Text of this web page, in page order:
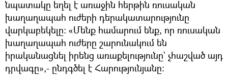
նպատակը եղել է առաջին հերթին ռուսական
խաղաղապահ ուժերի դերակատարությունը
վարկաբեկելը: «Մենք համարում ենք, որ ռուսական
խաղաղապահ ուժերը շարունակում են
իրականացնել իրենց առաքելությունը` չհաշված այդ
դրվագը»,- ընդգծել է Հարությունյանը: